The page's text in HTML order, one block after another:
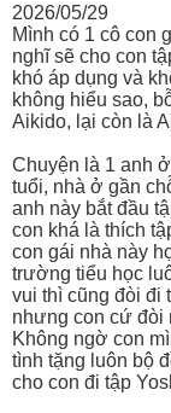
2026/05/29
Mình có 1 cô con
nghĩ sẽ cho con
khó áp dụng và
không hiểu sao,
Aikido, lại còn là
Chuyện là 1 anh
tuổi, nhà ở gần
anh này bắt đầu
con khá là thích
con gái nhà này
trường tiểu học
vui thì cũng đòi đi
nhưng con cứ đòi
Không ngờ con
tình tặng luôn bộ
cho con đi tập